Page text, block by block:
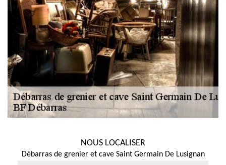
NOUS LOCALISER
Débarras de grenier et cave Saint Germain De Lusignan